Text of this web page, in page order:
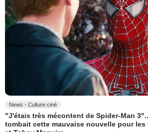
News - Culture ciné
"J'étais très mécontent de Spider-Man
tombait cette mauvaise nouvelle pour les